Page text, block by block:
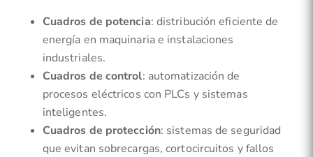
Cuadros de potencia: distribución eficiente de
energía en maquinaria e instalaciones
industriales.
Cuadros de control: automatización de
procesos eléctricos con PLCs y sistemas
inteligentes.
Cuadros de protección: sistemas de seguridad
que evitan sobrecargas, cortocircuitos y fallos